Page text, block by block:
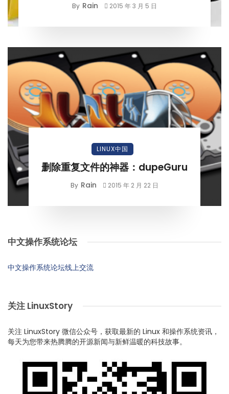
By Rain 2015 年 3 月 5 日
LINUX中国
删除重复文件的神器：dupeGuru
By Rain 2015 年 2 月 22 日
中文操作系统论坛
中文操作系统论坛线上交流
关注 LinuxStory
关注 LinuxStory 微信公众号，获取最新的 Linux 和操作系统资讯，
每天为您带来热腾腾的开源新闻与新鲜温暖的科技故事。